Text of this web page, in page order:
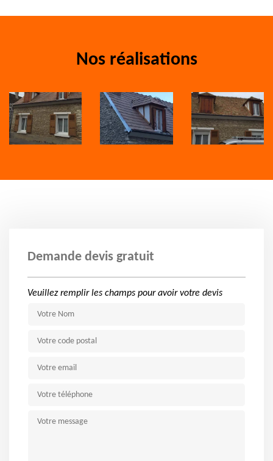
Nos réalisations
Demande devis gratuit
Veuillez remplir les champs pour avoir votre devis